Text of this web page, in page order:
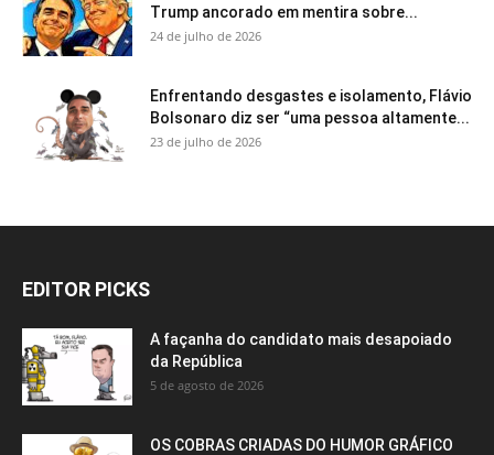
Trump ancorado em mentira sobre...
24 de julho de 2026
Enfrentando desgastes e isolamento, Flávio
Bolsonaro diz ser “uma pessoa altamente...
23 de julho de 2026
EDITOR PICKS
A façanha do candidato mais desapoiado
da República
5 de agosto de 2026
OS COBRAS CRIADAS DO HUMOR GRÁFICO